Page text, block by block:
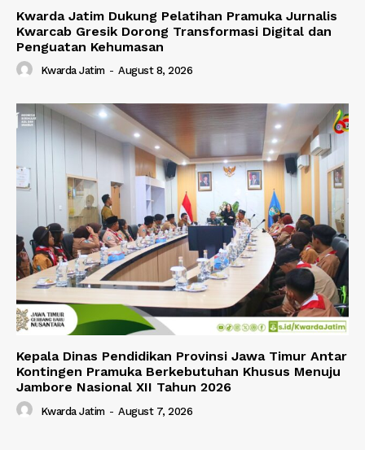
Kwarda Jatim Dukung Pelatihan Pramuka Jurnalis
Kwarcab Gresik Dorong Transformasi Digital dan
Penguatan Kehumasan
Kwarda Jatim - August 8, 2026
Kepala Dinas Pendidikan Provinsi Jawa Timur Antar
Kontingen Pramuka Berkebutuhan Khusus Menuju
Jambore Nasional XII Tahun 2026
Kwarda Jatim - August 7, 2026